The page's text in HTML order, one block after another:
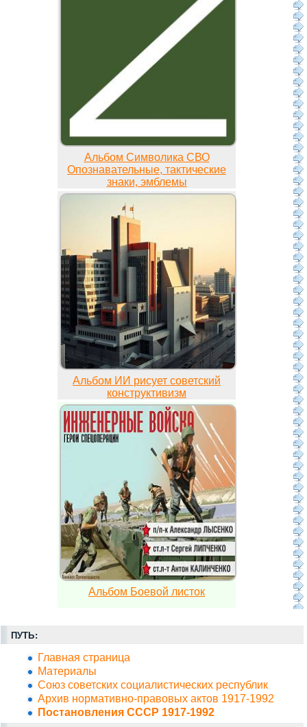
Альбом Символика СВО
Опознавательные, тактические
знаки, эмблемы
Альбом ИИ рисует советский
конструктивизм
Альбом Боевой листок
ПУТЬ:
Главная страница
Материалы
Союз советских социалистических республик
Архив нормативно-правовых актов 1917-1992
Постановления СССР 1917-1992